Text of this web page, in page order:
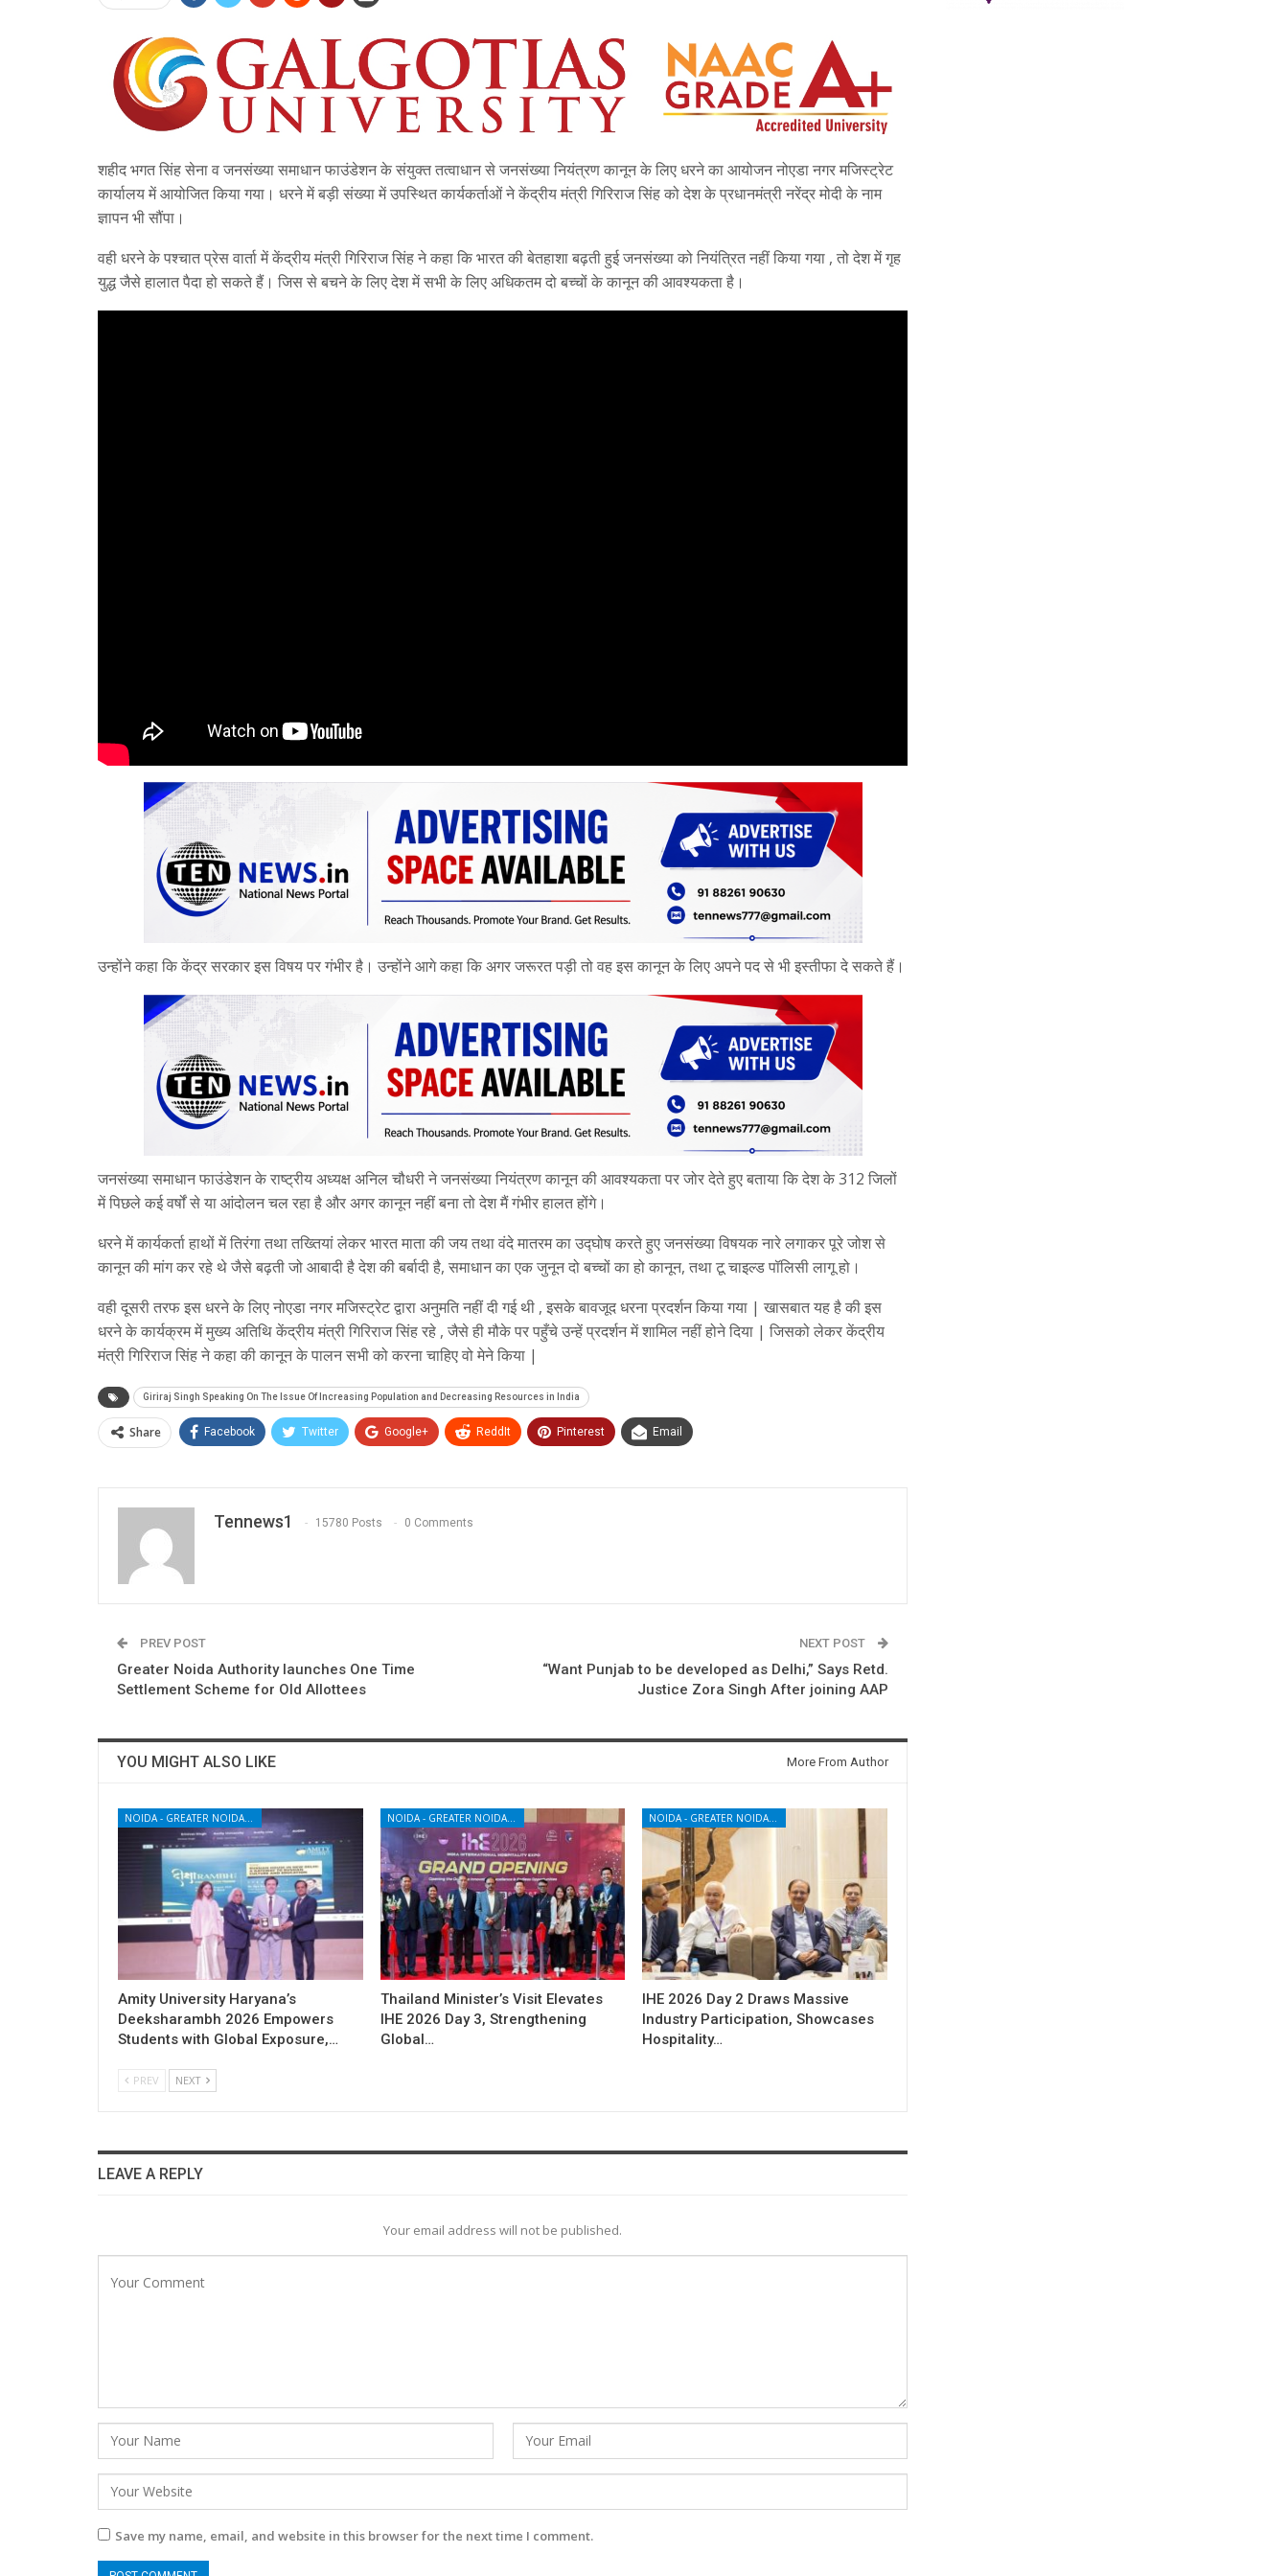
शहीद भगत सिंह सेना व जनसंख्या समाधान फाउंडेशन के संयुक्त तत्वाधान से जनसंख्या नियंत्रण कानून के लिए धरने का आयोजन नोएडा नगर मजिस्ट्रेट
कार्यालय में आयोजित किया गया। धरने में बड़ी संख्या में उपस्थित कार्यकर्ताओं ने केंद्रीय मंत्री गिरिराज सिंह को देश के प्रधानमंत्री नरेंद्र मोदी के नाम
ज्ञापन भी सौंपा।
वही धरने के पश्चात प्रेस वार्ता में केंद्रीय मंत्री गिरिराज सिंह ने कहा कि भारत की बेतहाशा बढ़ती हुई जनसंख्या को नियंत्रित नहीं किया गया , तो देश में गृह
युद्ध जैसे हालात पैदा हो सकते हैं। जिस से बचने के लिए देश में सभी के लिए अधिकतम दो बच्चों के कानून की आवश्यकता है।
उन्होंने कहा कि केंद्र सरकार इस विषय पर गंभीर है। उन्होंने आगे कहा कि अगर जरूरत पड़ी तो वह इस कानून के लिए अपने पद से भी इस्तीफा दे सकते हैं।
जनसंख्या समाधान फाउंडेशन के राष्ट्रीय अध्यक्ष अनिल चौधरी ने जनसंख्या नियंत्रण कानून की आवश्यकता पर जोर देते हुए बताया कि देश के 312 जिलों
में पिछले कई वर्षों से या आंदोलन चल रहा है और अगर कानून नहीं बना तो देश मैं गंभीर हालत होंगे।
धरने में कार्यकर्ता हाथों में तिरंगा तथा तख्तियां लेकर भारत माता की जय तथा वंदे मातरम का उद्घोष करते हुए जनसंख्या विषयक नारे लगाकर पूरे जोश से
कानून की मांग कर रहे थे जैसे बढ़ती जो आबादी है देश की बर्बादी है, समाधान का एक जुनून दो बच्चों का हो कानून, तथा टू चाइल्ड पॉलिसी लागू हो।
वही दूसरी तरफ इस धरने के लिए नोएडा नगर मजिस्ट्रेट द्वारा अनुमति नहीं दी गई थी , इसके बावजूद धरना प्रदर्शन किया गया | खासबात यह है की इस
धरने के कार्यक्रम में मुख्य अतिथि केंद्रीय मंत्री गिरिराज सिंह रहे , जैसे ही मौके पर पहुँचे उन्हें प्रदर्शन में शामिल नहीं होने दिया | जिसको लेकर केंद्रीय
मंत्री गिरिराज सिंह ने कहा की कानून के पालन सभी को करना चाहिए वो मेने किया |
Giriraj Singh Speaking On The Issue Of Increasing Population and Decreasing Resources in India
Share Facebook Twitter Google+ ReddIt Pinterest Email
Tennews1 15780 Posts 0 Comments
PREV POST
Greater Noida Authority launches One Time
Settlement Scheme for Old Allottees
NEXT POST
“Want Punjab to be developed as Delhi,” Says Retd.
Justice Zora Singh After joining AAP
YOU MIGHT ALSO LIKE More From Author
NOIDA - GREATER NOIDA - YAMUNA EXPRESSWAY
Amity University Haryana’s
Deeksharambh 2026 Empowers
Students with Global Exposure,…
NOIDA - GREATER NOIDA - YAMUNA EXPRESSWAY
Thailand Minister’s Visit Elevates
IHE 2026 Day 3, Strengthening
Global…
NOIDA - GREATER NOIDA - YAMUNA EXPRESSWAY
IHE 2026 Day 2 Draws Massive
Industry Participation, Showcases
Hospitality…
PREV NEXT
LEAVE A REPLY
Your email address will not be published.
Save my name, email, and website in this browser for the next time I comment.